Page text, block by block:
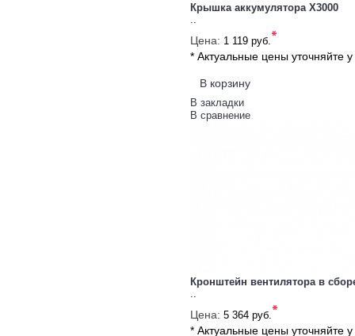
Крышка аккумулятора X3000
Цена: 1 119 руб. *
* Актуальные цены уточняйте
В корзину
В закладки
В сравнение
Кронштейн вентилятора в
..
Цена: 5 364 руб.*
* Актуальные цены уточняйте